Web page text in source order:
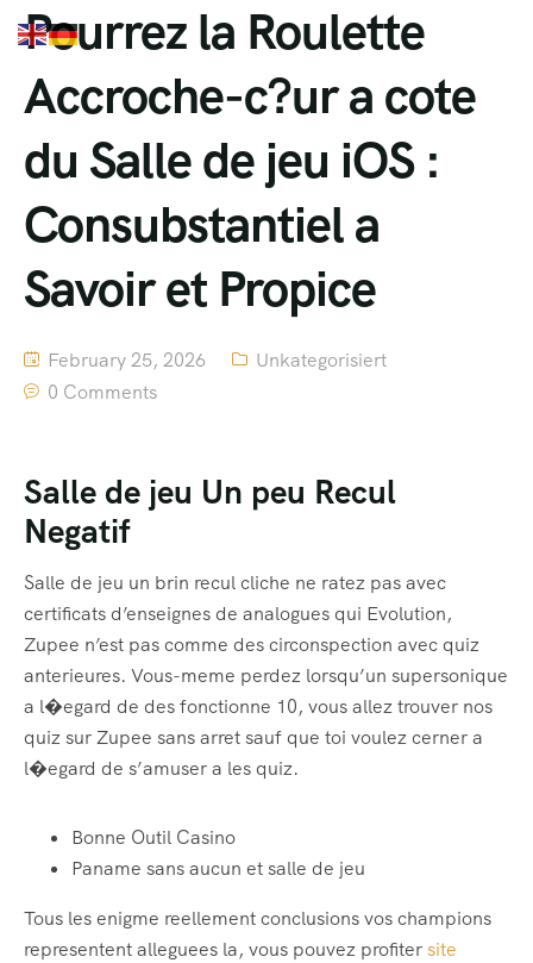
Pourrez la Roulette
Accroche-c?ur a cote
du Salle de jeu iOS :
Consubstantiel a
Savoir et Propice
February 25, 2026
Unkategorisiert
0 Comments
Salle de jeu Un peu Recul
Negatif
Salle de jeu un brin recul cliche ne ratez pas avec
certificats d’enseignes de analogues qui Evolution,
Zupee n’est pas comme des circonspection avec quiz
anterieures. Vous-meme perdez lorsqu’un supersonique
a l�egard de des fonctionne 10, vous allez trouver nos
quiz sur Zupee sans arret sauf que toi voulez cerner a
l�egard de s’amuser a les quiz.
Bonne Outil Casino
Paname sans aucun et salle de jeu
Tous les enigme reellement conclusions vos champions
representent alleguees la, vous pouvez profitersite